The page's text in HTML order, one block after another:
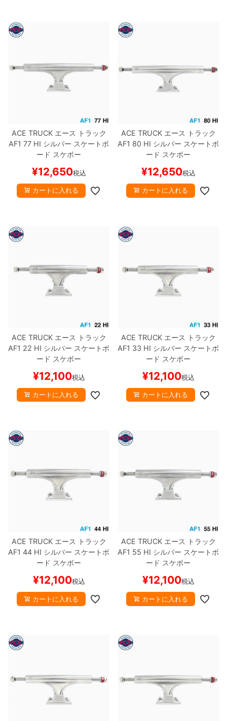
ACE TRUCKエース トラック
AF1 77 HI シルバー スケートボ
ード スケボー
¥12,650税込
カートに入れる
ACE TRUCKエース トラック
AF1 80 HI シルバー スケートボ
ード スケボー
¥12,650税込
カートに入れる
ACE TRUCKエース トラック
AF1 22 HI シルバー スケートボ
ード スケボー
¥12,100税込
カートに入れる
ACE TRUCKエース トラック
AF1 33 HI シルバー スケートボ
ード スケボー
¥12,100税込
カートに入れる
ACE TRUCKエース トラック
AF1 44 HI シルバー スケートボ
ード スケボー
¥12,100税込
カートに入れる
ACE TRUCKエース トラック
AF1 55 HI シルバー スケートボ
ード スケボー
¥12,100税込
カートに入れる